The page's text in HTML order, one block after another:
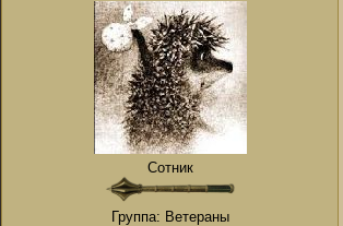
Сотник
Группа: Ветераны